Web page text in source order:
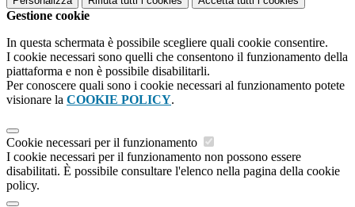
Gestione cookie
In questa schermata è possibile scegliere quali cookie consentire.
I cookie necessari sono quelli che consentono il funzionamento della
piattaforma e non è possibile disabilitarli.
Per conoscere quali sono i cookie necessari al funzionamento potete
visionare la COOKIE POLICY.
Cookie necessari per il funzionamento
I cookie necessari per il funzionamento non possono essere
disabilitati. È possibile consultare l'elenco nella pagina della cookie
policy.